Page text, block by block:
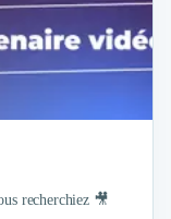
recherchiez 🎥